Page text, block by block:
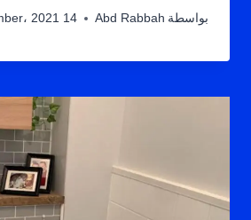
بواسطة Abd Rabbah 14 December، 2021